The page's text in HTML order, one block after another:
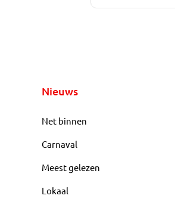
Nieuws
Net binnen
Carnaval
Meest gelezen
Lokaal